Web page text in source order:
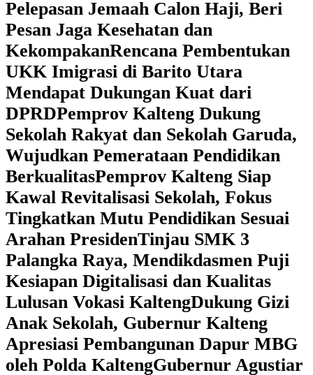
Pelepasan Jemaah Calon Haji, Beri
Pesan Jaga Kesehatan dan
KekompakanRencana Pembentukan
UKK Imigrasi di Barito Utara
Mendapat Dukungan Kuat dari
DPRD‎Pemprov Kalteng Dukung
Sekolah Rakyat dan Sekolah Garuda,
Wujudkan Pemerataan Pendidikan
Berkualitas‎Pemprov Kalteng Siap
Kawal Revitalisasi Sekolah, Fokus
Tingkatkan Mutu Pendidikan Sesuai
Arahan Presiden‎Tinjau SMK 3
Palangka Raya, Mendikdasmen Puji
Kesiapan Digitalisasi dan Kualitas
Lulusan Vokasi Kalteng‎Dukung Gizi
Anak Sekolah, Gubernur Kalteng
Apresiasi Pembangunan Dapur MBG
oleh Polda Kalteng‎Gubernur Agustiar